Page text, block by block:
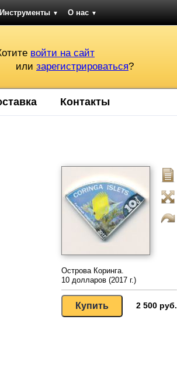
Инструменты ▼ О нас ▼
войти на сайт
или зарегистрироваться?
Контакты
Острова Коринга.
10 долларов (2017 г.)
2 500 руб.